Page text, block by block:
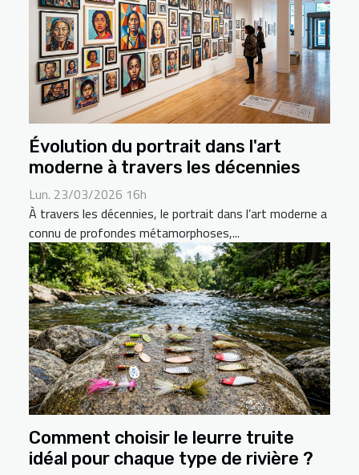
Évolution du portrait dans l'art
moderne à travers les décennies
Lun. 23/03/2026 16h
À travers les décennies, le portrait dans l’art moderne a
connu de profondes métamorphoses,...
Comment choisir le leurre truite
idéal pour chaque type de rivière ?